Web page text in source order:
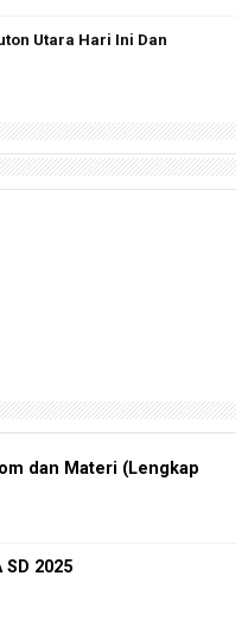
Utara Hari Ini Dan
dan Materi (Lengkap
SD 2025